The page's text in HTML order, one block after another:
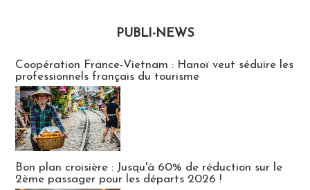
PUBLI-NEWS
Coopération France-Vietnam : Hanoï veut séduire les
professionnels français du tourisme
Bon plan croisière : Jusqu'à 60% de réduction sur le
2ème passager pour les départs 2026 !